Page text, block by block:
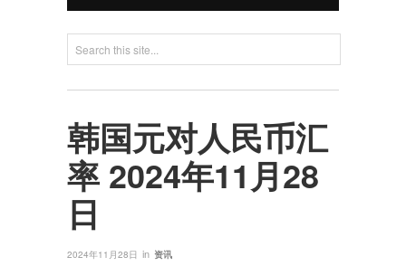
韩国元对人民币汇
率 2024年11月28
日
2024年11月28日 in 资讯